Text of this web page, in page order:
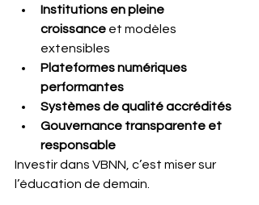
Institutions en pleine
croissance et modèles
extensibles
Plateformes numériques
performantes
Systèmes de qualité accrédités
Gouvernance transparente et
responsable
Investir dans VBNN, c’est miser sur
l’éducation de demain.